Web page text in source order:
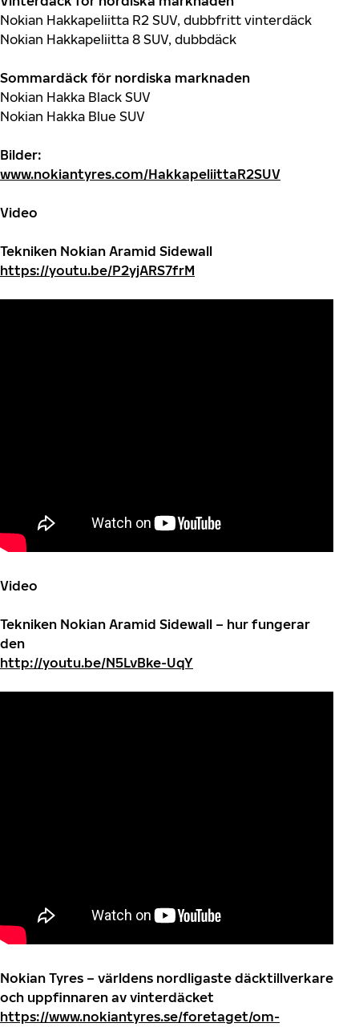
Nokian Hakkapeliitta R2 SUV, dubbfritt vinterdäck
Nokian Hakkapeliitta 8 SUV, dubbdäck
Sommardäck för nordiska marknaden
Nokian Hakka Black SUV
Nokian Hakka Blue SUV
Bilder:
www.nokiantyres.com/HakkapeliittaR2SUV
Video
Tekniken Nokian Aramid Sidewall
https://youtu.be/P2yjARS7frM
Video
Tekniken Nokian Aramid Sidewall – hur fungerar
den
http://youtu.be/N5LvBke-UqY
Nokian Tyres – världens nordligaste däcktillverkare
och uppfinnaren av vinterdäcket
https://www.nokiantyres.se/foretaget/om-